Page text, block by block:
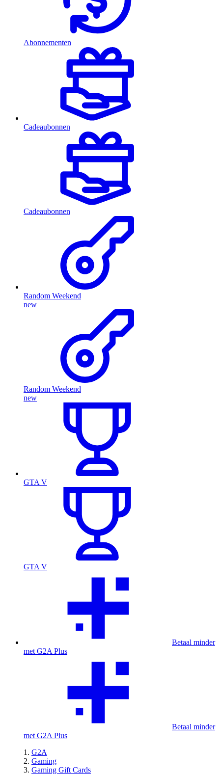
Abonnementen
Cadeaubonnen
Cadeaubonnen
Random Weekend
new
Random Weekend
new
GTA V
GTA V
Betaal minder
met G2A Plus
Betaal minder
met G2A Plus
G2A
Gaming
Gaming Gift Cards